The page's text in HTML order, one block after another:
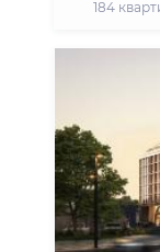
184